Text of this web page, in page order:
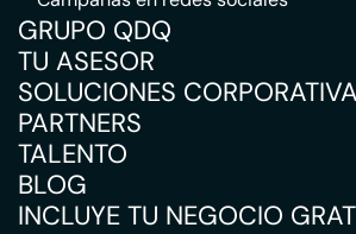
GRUPO QDQ
TU ASESOR
SOLUCIONES
PARTNERS
TALENTO
BLOG
INCLUYE TU NEGOCIO